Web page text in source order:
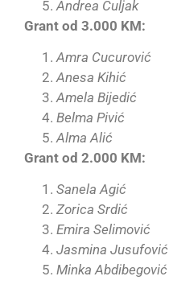
Andrea Čuljak
Grant od 3.000 KM:
Amra Cucurović
Anesa Kihić
Amela Bijedić
Belma Pivić
Alma Alić
Grant od 2.000 KM:
Sanela Agić
Zorica Srdić
Emira Selimović
Jasmina Jusufović
Minka Abdibegović